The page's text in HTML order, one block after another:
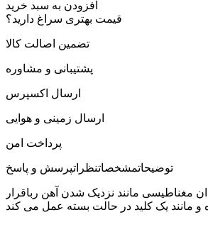
افزودن به سبد خرید
قیمت بهتری سراغ دارید؟
تضمین اصالت کالا
پشتیبانی و مشاوره
ارسال اکسپرس
ارسال زمینی و هوایی
پرداخت امن
توضیحاتمشخصاتنظراتپرسش و پاسخ
در میدان مغناطیسی مانند نزدیک شدن آهن رباقرار